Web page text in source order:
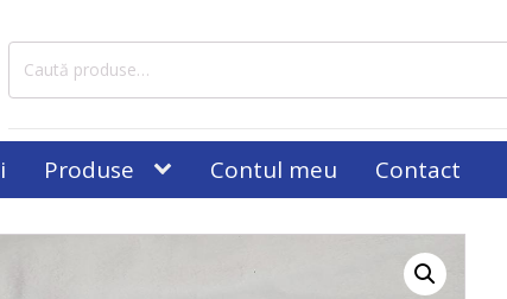
Caută
Produse Contul meu Contact